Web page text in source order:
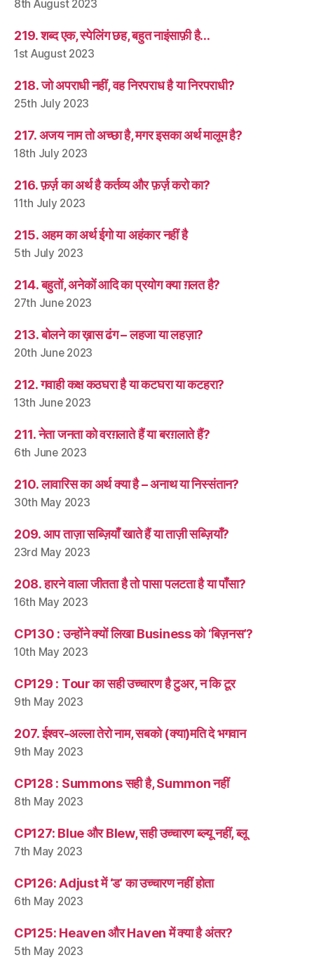
8th August 2023
219. शब्द एक, स्पेलिंग छह, बहुत नाइंसाफ़ी है…
1st August 2023
218. जो अपराधी नहीं, वह निरपराध है या निरपराधी?
25th July 2023
217. अजय नाम तो अच्छा है, मगर इसका अर्थ मालूम है?
18th July 2023
216. फ़र्ज़ का अर्थ है कर्तव्य और फ़र्ज़ करो का?
11th July 2023
215. अहम का अर्थ ईगो या अहंकार नहीं है
5th July 2023
214. बहुतों, अनेकों आदि का प्रयोग क्या ग़लत है?
27th June 2023
213. बोलने का ख़ास ढंग – लहजा या लहज़ा?
20th June 2023
212. गवाही कक्ष कठघरा है या कटघरा या कटहरा?
13th June 2023
211. नेता जनता को वरग़लाते हैं या बरग़लाते हैं?
6th June 2023
210. लावारिस का अर्थ क्या है – अनाथ या निस्संतान?
30th May 2023
209. आप ताज़ा सब्ज़ियाँ खाते हैं या ताज़ी सब्ज़ियाँ?
23rd May 2023
208. हारने वाला जीतता है तो पासा पलटता है या पाँसा?
16th May 2023
CP130 : उन्होंने क्यों लिखा Business को ‘बिज़नस’?
10th May 2023
CP129 : Tour का सही उच्चारण है टुअर, न कि टूर
9th May 2023
207. ईश्वर-अल्ला तेरो नाम, सबको (क्या)मति दे भगवान
9th May 2023
CP128 : Summons सही है, Summon नहीं
8th May 2023
CP127: Blue और Blew, सही उच्चारण ब्ल्यू नहीं, ब्लू
7th May 2023
CP126: Adjust में ‘ड’ का उच्चारण नहीं होता
6th May 2023
CP125: Heaven और Haven में क्या है अंतर?
5th May 2023